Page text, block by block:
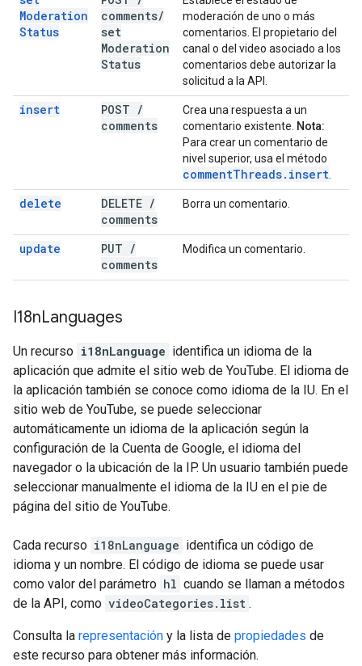
Moderation
Status
comments/
set
Moderation
Status
moderación de uno o más
comentarios. El propietario del
canal o del video asociado a los
comentarios debe autorizar la
solicitud a la API.
insert POST /
comments
Crea una respuesta a un
comentario existente. Nota:
Para crear un comentario de
nivel superior, usa el método
commentThreads. insert
delete DELETE /
comments
Borra un comentario.
update PUT /
comments
Modifica un comentario.
I18nLanguages
Un recurso i18nLanguage identifica un idioma de la
aplicación que admite el sitio web de YouTube. El idioma de
la aplicación también se conoce como idioma de la IU. En el
sitio web de YouTube, se puede seleccionar
automáticamente un idioma de la aplicación según la
configuración de la Cuenta de Google, el idioma del
navegador o la ubicación de la IP. Un usuario también puede
seleccionar manualmente el idioma de la IU en el pie de
página del sitio de YouTube.
Cada recurso i18nLanguage identifica un código de
idioma y un nombre. El código de idioma se puede usar
como valor del parámetro hl cuando se llaman a métodos
de la API, como videoCategories.list .
Consulta la representación y la lista de propiedades de
este recurso para obtener más información.